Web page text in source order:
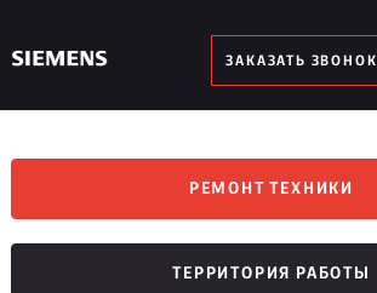
ЗАКАЗАТЬ ЗВОНОК
РЕМОНТ ТЕХНИКИ
ТЕРРИТОРИЯ РАБОТЫ